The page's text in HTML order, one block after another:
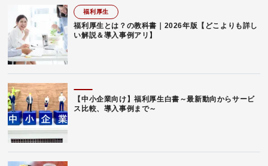
福利厚生
福利厚生とは？の教科書｜2026年版【どこよりも詳し
い解説＆導入事例アリ】
【中小企業向け】福利厚生白書～最新動向からサービ
ス比較、導入事例まで～